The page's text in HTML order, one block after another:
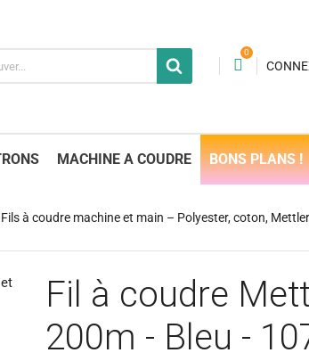
0
MACHINE A COUDRE BONS PLANS !
Fils à coudre machine et main – Polyester, coton,
Fil à coudre
200m - Bleu -